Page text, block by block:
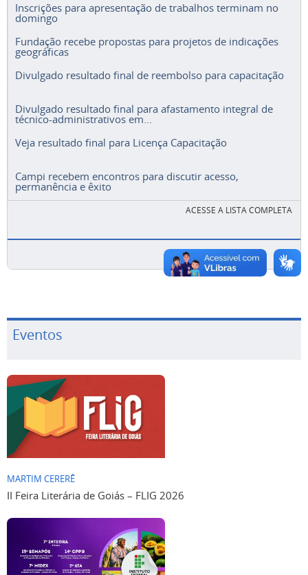
Inscrições para apresentação de trabalhos terminam no
domingo
Fundação recebe propostas para projetos de indicações
geográficas
Divulgado resultado final de reembolso para capacitação
Divulgado resultado final para afastamento integral de
técnico-administrativos em...
Veja resultado final para Licença Capacitação
Campi recebem encontros para discutir acesso,
permanência e êxito
ACESSE A LISTA COMPLETA
Eventos
MARTIM CERERÊ
II Feira Literária de Goiás – FLIG 2026